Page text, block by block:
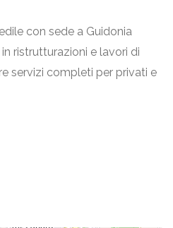
con sede a Guidonia
ristrutturazioni e lavori di
servizi completi per privati e